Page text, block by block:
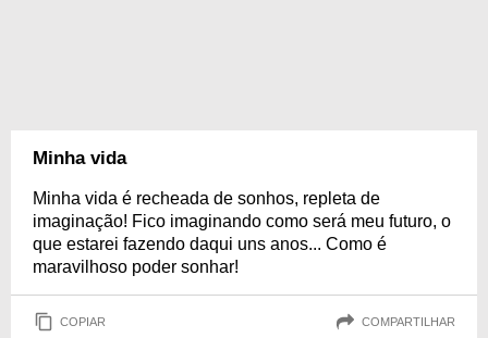
Minha vida
Minha vida é recheada de sonhos, repleta de
imaginação! Fico imaginando como será meu futuro, o
que estarei fazendo daqui uns anos... Como é
maravilhoso poder sonhar!
COPIAR COMPARTILHAR